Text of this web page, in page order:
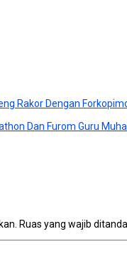
Rakor Dengan
Dan Furom Guru
Ruas yang wajib